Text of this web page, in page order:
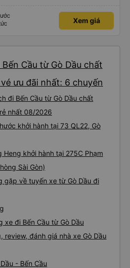
Xem giá
Cầu từ Gò Dầu chất
ưu đãi nhất: 6 chuyến
đi Bến Cầu từ Gò Dầu chất
nhất 08/2026
khởi hành tại 73 QL22, Gò
Heng khởi hành tại 275C Phạm
Sài Gòn)
gặp về tuyến xe từ Gò Dầu đi
xe đi Bến Cầu từ Gò Dầu
review, đánh giá nhà xe Gò Dầu
- Bến Cầu